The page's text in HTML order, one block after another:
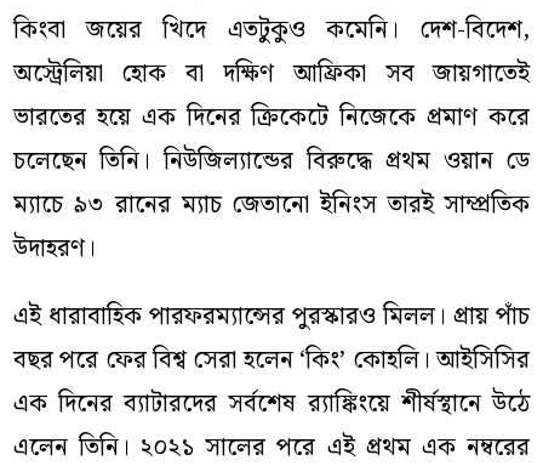
কিংবা জয়ের খিদে এতটুকুও কমেনি। দেশ-বিদেশ,
অস্ট্রেলিয়া হোক বা দক্ষিণ আফ্রিকা সব জায়গাতেই
ভারতের হয়ে এক দিনের ক্রিকেটে নিজেকে প্রমাণ করে
চলেছেন তিনি। নিউজিল্যান্ডের বিরুদ্ধে প্রথম ওয়ান ডে
ম্যাচে ৯৩ রানের ম্যাচ জেতানো ইনিংস তারই সাম্প্রতিক
উদাহরণ।
এই ধারাবাহিক পারফরম্যান্সের পুরস্কারও মিলল। প্রায় পাঁচ
বছর পরে ফের বিশ্ব সেরা হলেন ‘কিং’ কোহলি। আইসিসির
এক দিনের ব্যাটারদের সর্বশেষ র‍্যাঙ্কিংয়ে শীর্ষস্থানে উঠে
এলেন তিনি। ২০২১ সালের পরে এই প্রথম এক নম্বরের